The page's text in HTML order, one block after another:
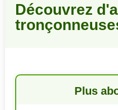
Découvrez
Plus